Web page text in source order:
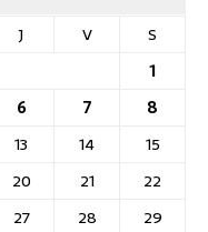
J V
S
1
6 7
8
13 14
15
20 21
22
27 28
29